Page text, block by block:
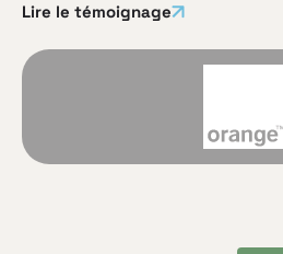
Lire le témoignage